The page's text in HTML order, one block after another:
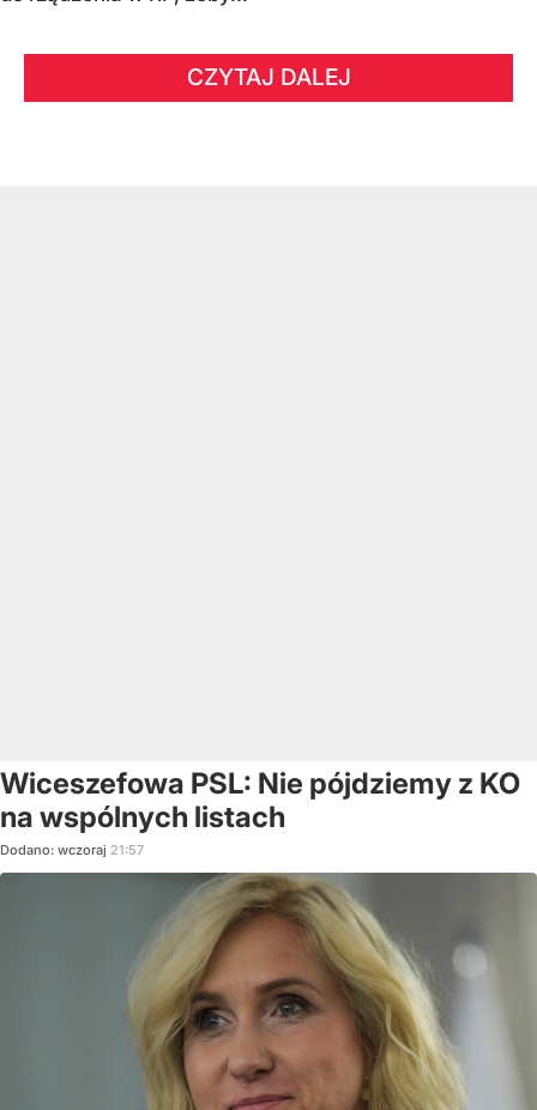
CZYTAJ DALEJ
Wiceszefowa PSL: Nie pójdziemy z KO
na wspólnych listach
Dodano: wczoraj 21:57